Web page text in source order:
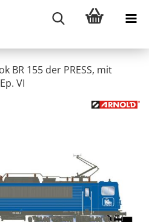
BR 155 der PRESS, mit
VI